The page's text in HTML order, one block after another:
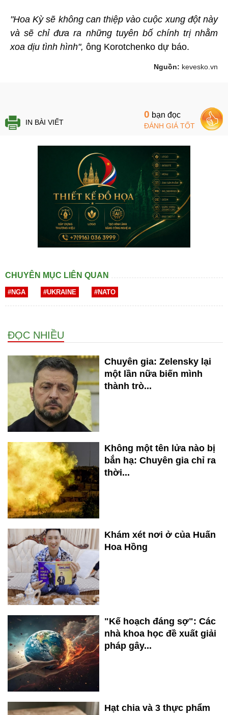
"Hoa Kỳ sẽ không can thiệp vào cuộc xung đột này
và sẽ chỉ đưa ra những tuyên bố chính trị nhằm
xoa dịu tình hình", ông Korotchenko dự báo.
Nguồn: kevesko.vn
IN BÀI VIẾT
0 bạn đọc
ĐÁNH GIÁ TỐT
CHUYÊN MỤC LIÊN QUAN
#NGA #UKRAINE #NATO
ĐỌC NHIỀU
Chuyên gia: Zelensky lại
một lần nữa biến mình
thành trò...
Không một tên lửa nào bị
bắn hạ: Chuyên gia chỉ ra
thời...
Khám xét nơi ở của Huấn
Hoa Hồng
"Kế hoạch đáng sợ": Các
nhà khoa học đề xuất giải
pháp gây...
Hạt chia và 3 thực phẩm